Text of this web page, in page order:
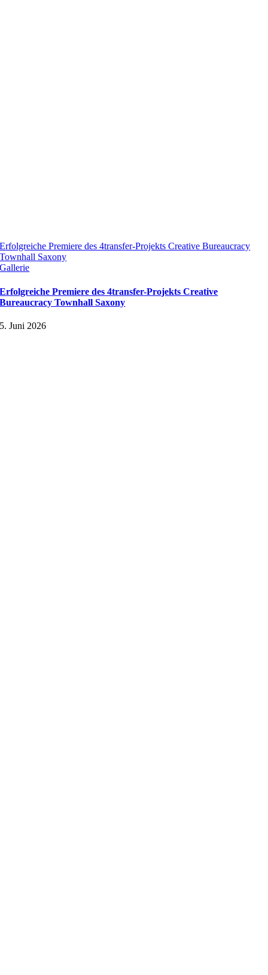
Erfolgreiche Premiere des 4transfer-Projekts Creative Bureaucracy
Townhall Saxony
Gallerie
Erfolgreiche Premiere des 4transfer-Projekts Creative
Bureaucracy Townhall Saxony
5. Juni 2026